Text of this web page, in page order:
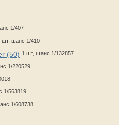
1/407
шт, шанс 1/410
(50) 1 шт, шанс 1/132857
1/220529
1/563819
1/608738